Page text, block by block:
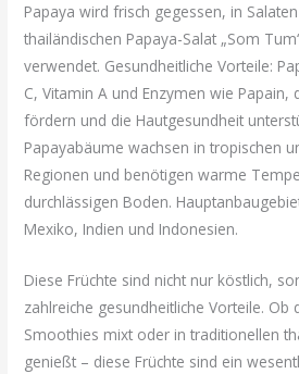
Papaya wird frisch gegessen, in
thailändischen Papaya-Salat „Som
verwendet. Gesundheitliche Vorteile:
C, Vitamin A und Enzymen wie Papain,
fördern und die Hautgesundheit
Papayabäume wachsen in tropischen
Regionen und benötigen warme
durchlässigen Boden.
Mexiko, Indien und Indonesien.
Diese Früchte sind nicht nur köstlich,
zahlreiche gesundheitliche Vorteile. Ob
Smoothies mixt oder in traditionellen
genießt – diese Früchte sind ein